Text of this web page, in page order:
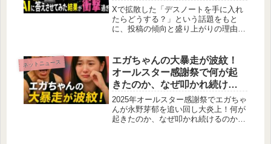
ぎた
Xで拡散した「デスノートを手に入れ
たらどうする？」という話題をもと
に、投稿の傾向と盛り上がりの理由を
のかをわかりやすく解説します。
ネットニュース
エガちゃんの大暴走が波紋！
オールスター感謝祭で何が起
きたのか、なぜ叩かれ続ける
のか徹底解剖
2025年オールスター感謝祭でエガちゃ
んが永野芽郁を追い回し大炎上！何が
起きたのか、なぜ叩かれ続けるのか、